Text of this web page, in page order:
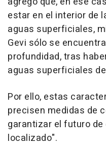
estar en el interior de
aguas superficiales,
Gevi sólo se
profundidad, tras
aguas superficiales
Por ello, estas
precisen medidas de
garantizar el futuro
localizado".